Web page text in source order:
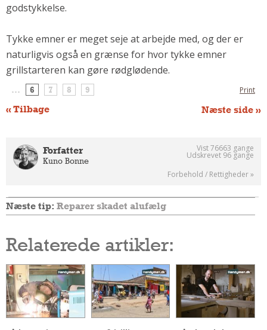
Beplantning
Skadedyr
Om Værktøj
Andet
RENGØRING
Rengøring Af Overflader
godstykkelse.
Tykke emner er meget seje at arbejde med, og der er
naturligvis også en grænse for hvor tykke emner
grillstarteren kan gøre rødglødende.
... 6 7 8 9
« Tilbage Næste side »
Print
Forfatter
Kuno Bonne
Vist 76663 gange
Udskrevet 96 gange
Forbehold / Rettigheder »
Næste tip: Reparer skadet alufælg
Relaterede artikler: